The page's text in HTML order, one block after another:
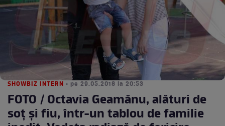
SHOWBIZ INTERN • pe 29.05.2018 la 20:53
FOTO / Octavia Geamănu, alături de
soț și fiu, într-un tablou de familie